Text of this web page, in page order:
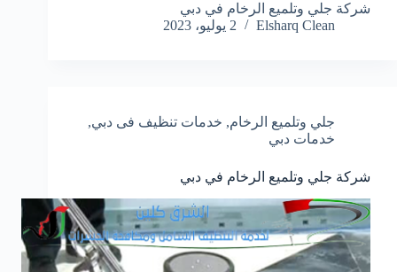
شركة جلي وتلميع الرخام في دبي
Elsharq Clean
2 يوليو، 2023
جلي وتلميع الرخام, خدمات تنظيف فى دبي,
خدمات دبي
شركة جلي وتلميع الرخام في دبي